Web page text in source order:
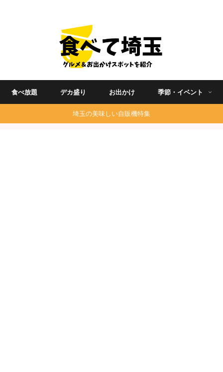
食べ放題 デカ盛り お出かけ 季節・イベント
埼玉の美味しい自販機特集